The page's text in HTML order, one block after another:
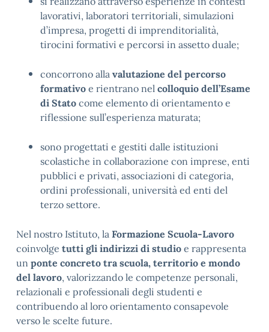
lavorativi, laboratori territoriali, simulazioni
d’impresa, progetti di imprenditorialità,
tirocini formativi e percorsi in assetto duale;
concorrono alla valutazione del percorso
formativo e rientrano nel colloquio dell’Esame
di Stato come elemento di orientamento e
riflessione sull’esperienza maturata;
sono progettati e gestiti dalle istituzioni
scolastiche in collaborazione con imprese, enti
pubblici e privati, associazioni di categoria,
ordini professionali, università ed enti del
terzo settore.
Nel nostro Istituto, la Formazione Scuola-Lavoro
coinvolge tutti gli indirizzi di studio e rappresenta
un ponte concreto tra scuola, territorio e mondo
del lavoro, valorizzando le competenze personali,
relazionali e professionali degli studenti e
contribuendo al loro orientamento consapevole
verso le scelte future.